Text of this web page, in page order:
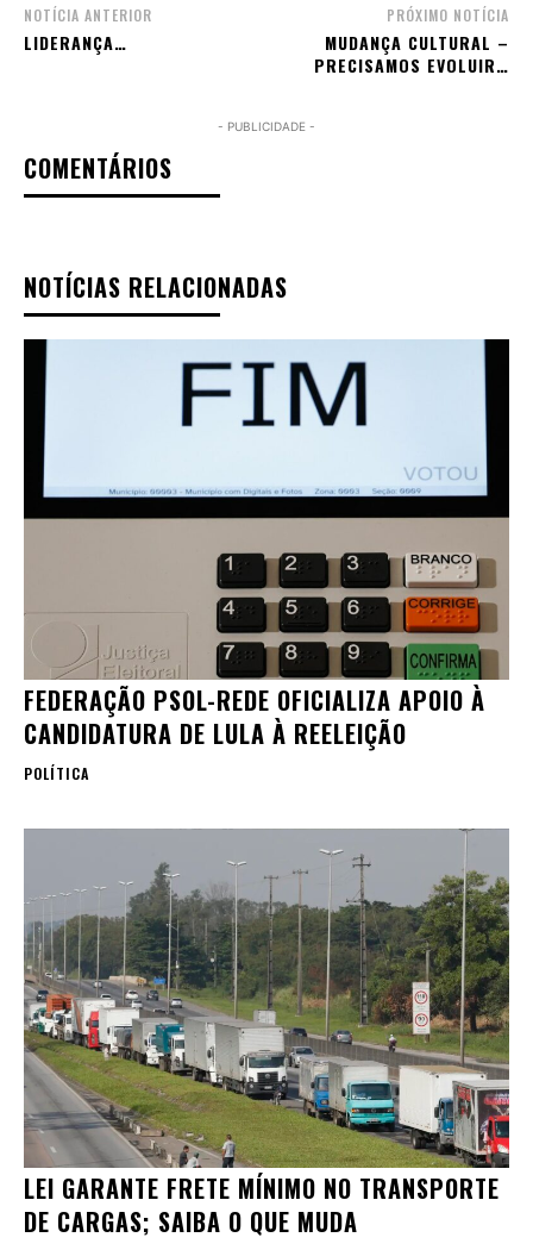
NOTÍCIA ANTERIOR
LIDERANÇA…
PRÓXIMO NOTÍCIA
MUDANÇA CULTURAL –
PRECISAMOS EVOLUIR…
- PUBLICIDADE -
COMENTÁRIOS
NOTÍCIAS RELACIONADAS
FEDERAÇÃO PSOL-REDE OFICIALIZA APOIO À
CANDIDATURA DE LULA À REELEIÇÃO
POLÍTICA
LEI GARANTE FRETE MÍNIMO NO TRANSPORTE
DE CARGAS; SAIBA O QUE MUDA